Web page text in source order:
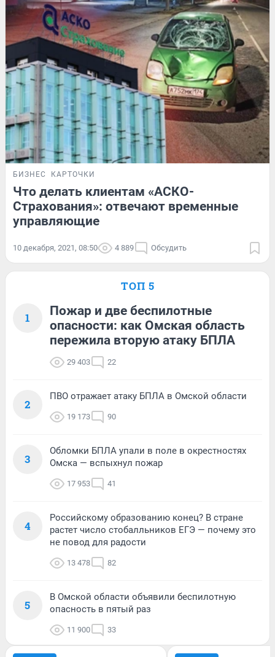
БИЗНЕС КАРТОЧКИ
Что делать клиентам «АСКО-
Страхования»: отвечают временные
управляющие
10 декабря, 2021, 08:50 4 889 Обсудить
ТОП 5
1
Пожар и две беспилотные
опасности: как Омская область
пережила вторую атаку БПЛА
29 403 22
2
ПВО отражает атаку БПЛА в Омской области
19 173 90
3
Обломки БПЛА упали в поле в окрестностях
Омска — вспыхнул пожар
17 953 41
4
Российскому образованию конец? В стране
растет число стобалльников ЕГЭ — почему это
не повод для радости
13 478 82
5
В Омской области объявили беспилотную
опасность в пятый раз
11 900 33